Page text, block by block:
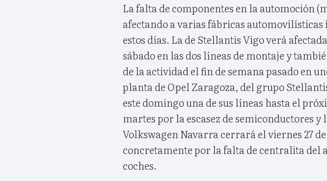
La falta de componentes en la automoción
afectando a varias fábricas automovilísticas
estos días. La de Stellantis Vigo verá
sábado en las dos líneas de montaje y
de la actividad el fin de semana pasado en
planta de Opel Zaragoza, del grupo
este domingo una de sus líneas hasta el
martes por la escasez de semiconductores y
Volkswagen Navarra cerrará el viernes 27
concretamente por la falta de centralita del
coches.